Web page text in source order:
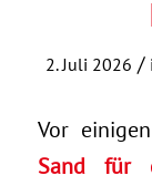
2. Juli 2026 /
Vor
Sand für